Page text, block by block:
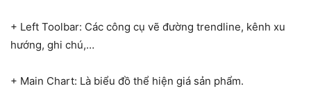
+ Left Toolbar: Các công cụ vẽ đường trendline, kênh xu
hướng, ghi chú,…
+ Main Chart: Là biểu đồ thể hiện giá sản phẩm.